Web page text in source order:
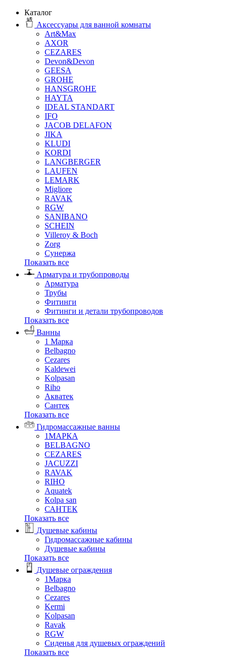
Каталог
Аксессуары для ванной комнаты
Art&Max
AXOR
CEZARES
Devon&Devon
GEESA
GROHE
HANSGROHE
HAYTA
IDEAL STANDART
IFO
JACOB DELAFON
JIKA
KLUDI
KORDI
LANGBERGER
LAUFEN
LEMARK
Migliore
RAVAK
RGW
SANIBANO
SCHEIN
Villeroy & Boch
Zorg
Сунержа
Показать все
Арматура и трубопроводы
Арматура
Трубы
Фитинги
Фитинги и детали трубопроводов
Показать все
Ванны
1 Марка
Belbagno
Cezares
Kaldewei
Kolpasan
Riho
Акватек
Сантек
Показать все
Гидромассажные ванны
1МАРКА
BELBAGNO
CEZARES
JACUZZI
RAVAK
RIHO
Аquatek
Кolpa san
САНТЕК
Показать все
Душевые кабины
Гидромассажные кабины
Душевые кабины
Показать все
Душевые ограждения
1Марка
Belbagno
Cezares
Kermi
Kolpasan
Ravak
RGW
Сиденья для душевых ограждений
Показать все